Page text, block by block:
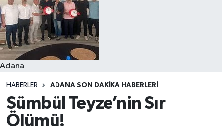
Adana
HABERLER ADANA SON DAKIKA HABERLERI
Sümbül Teyze’nin Sır
Ölümü!
Resmi İlanlar